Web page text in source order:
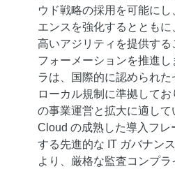
ウド戦略の採用を可能にし
エンスを強化するとともに
高いアジリティを提供する
フォーメーションを推進
ラは、国際的に認められた
ローカル規制に準拠して
の事業運営と拡大に適し
Cloud の成熟した導入フレ
する先進的な IT ガバナン
より、厳格な監査コンプ